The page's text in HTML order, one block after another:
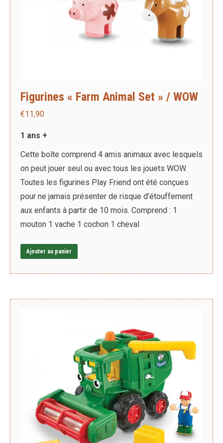
Figurines « Farm Animal Set » / WOW
€11,90
1 ans +
Cette boîte comprend 4 amis animaux avec lesquels
on peut jouer seul ou avec tous les jouets WOW.
Toutes les figurines Play Friend ont été conçues
pour ne jamais présenter de risque d’étouffement
aux enfants à partir de 10 mois. Comprend : 1
mouton 1 vache 1 cochon 1 cheval
Ajouter au panier